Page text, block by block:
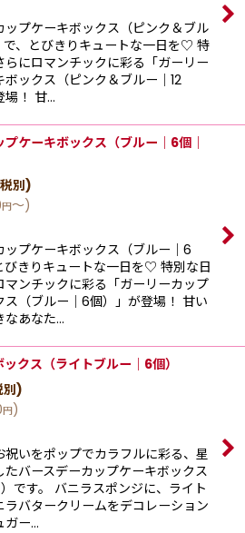
ップケーキボックス（ピンク＆ブル
で、とびきりキュートな一日を♡ 特
らにロマンチックに彩る「ガーリー
ボックス（ピンク＆ブルー｜12
場！ 甘…
ケーキボックス（ブルー｜6個｜
別)
円～)
ップケーキボックス（ブルー｜6
びきりキュートな一日を♡ 特別な日
マンチックに彩る「ガーリーカップ
ス（ブルー｜6個）」が登場！ 甘い
なあなた…
クス（ライトブルー｜6個）
別)
円)
祝いをポップでカラフルに彩る、星
たバースデーカップケーキボックス
）です。 バニラスポンジに、ライト
ラバタークリームをデコレーション
ガー…